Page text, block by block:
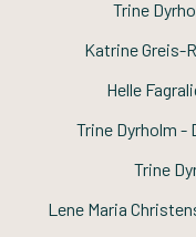
Trine
Katrine Greis-
Helle
Trine Dyrholm -
Trine
Lene Maria